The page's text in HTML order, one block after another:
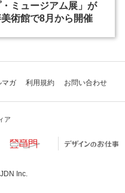
・ミュージアム展」が
術館で8月から開催
マガ 利用規約 お問い合わせ
ア
JDN Inc.